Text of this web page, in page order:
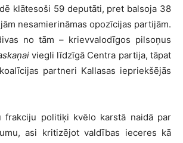
klātesoši 59 deputāti, pret balsoja 38
nesamierināmas opozīcijas partijām.
no tām – krievvalodīgos pilsoņus
viegli līdzīgā Centra partija, tāpat
partneri Kallasas iepriekšējās
frakciju politiķi kvēlo karstā naidā par
asi kritizējot valdības ieceres kā